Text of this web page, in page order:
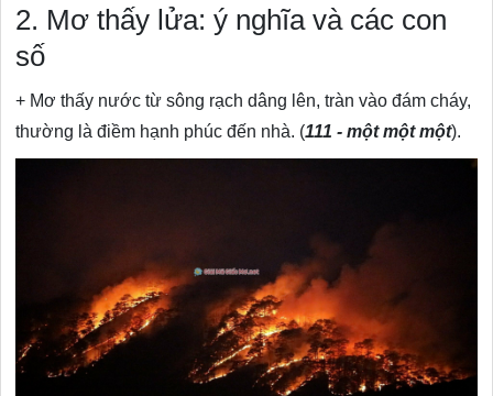
2. Mơ thấy lửa: ý nghĩa và các con
số
+ Mơ thấy nước từ sông rạch dâng lên, tràn vào đám cháy,
thường là điềm hạnh phúc đến nhà. (111 - một một một).